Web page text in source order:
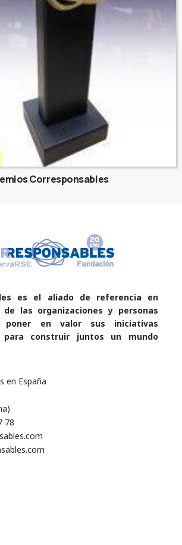
Corresponsables
es el aliado de referencia en
de las organizaciones y personas
poner en valor sus iniciativas
para construir juntos un mundo
en España
78